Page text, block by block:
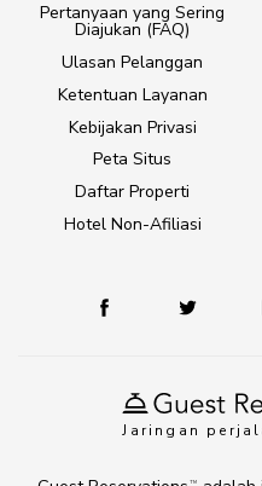
Jaringan
Pertanyaan yang Sering
Diajukan (FAQ)
Ulasan Pelanggan
Ketentuan Layanan
Kebijakan Privasi
Peta Situs
Daftar Properti
Hotel Non-Afiliasi
TM